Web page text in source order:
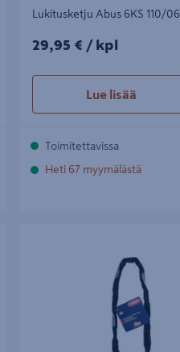
Lukitusketju Abus 6KS 110/06
29,95€/kpl
29,95 € / kpl
Lue lisää
Toimitettavissa
Heti 67 myymälästä